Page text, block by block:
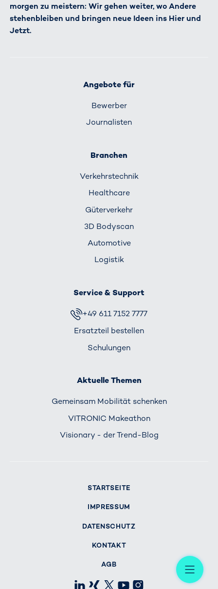
morgen zu meistern: Wir gehen weiter, wo Andere
stehenbleiben und bringen neue Ideen ins Hier und
Jetzt.
Angebote für
Bewerber
Journalisten
Branchen
Verkehrs­technik
Healthcare
Güterverkehr
3D Bodyscan
Automotive
Logistik
Service & Support
+49 611 7152 7777
Ersatzteil bestellen
Schulungen
Aktuelle Themen
Gemeinsam Mobilität schenken
VITRONIC Makeathon
Visionary - der Trend-Blog
STARTSEITE
IMPRESSUM
DATENSCHUTZ
KONTAKT
AGB
LinkedIn
Xing X Instagram